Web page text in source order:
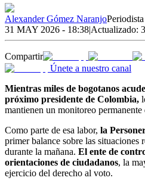
Alexander Gómez NaranjoPeriodista
31 MAY 2026 - 18:38|Actualizado:
Compartir
Únete a nuestro canal
Mientras miles de bogotanos
próximo presidente de Colombia,
mantienen un monitoreo
Como parte de esa labor, la
primer balance sobre las situaciones
durante la mañana. El ente de
orientaciones de ciudadanos, la
ejercicio del derecho al voto.